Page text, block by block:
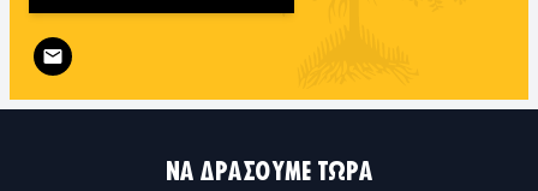
Follow XR XR Musicians (nl) on
ΝΑ ΔΡΆΣΟΥΜΕ ΤΏΡΑ